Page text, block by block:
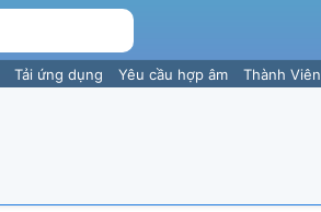
Tải ứng dụng Yêu cầu hợp âm Thành Viên